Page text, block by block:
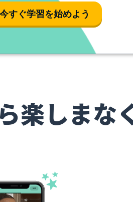
今すぐ学習を始めよう
楽しまな